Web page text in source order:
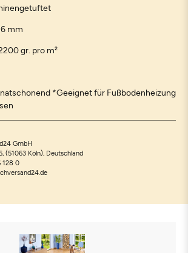
mm
gr. pro m²
*Geeignet für Fußbodenheizung
GmbH
(51063 Köln), Deutschland
128 0